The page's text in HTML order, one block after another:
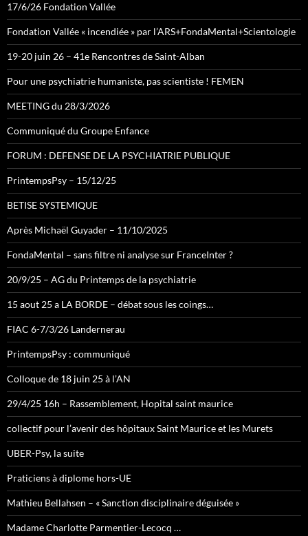
17/6/26 Fondation Vallée
Fondation Vallée « incendiée » par l’ARS+FondaMental+Scientologie
19-20 juin 26 – 41e Rencontres de Saint-Alban
Pour une psychiatrie humaniste, pas scientiste ! FEMEN
MEETING du 28/3/2026
Communiqué du Groupe Enfance
FORUM : DEFENSE DE LA PSYCHIATRIE PUBLIQUE
PrintempsPsy – 15/12/25
BETISE SYSTEMIQUE
Après Michaël Guyader – 11/10/2025
FondaMental – sans filtre ni analyse sur FranceInter ?
20/9/25 – AG du Printemps de la psychiatrie
15 aout 25 a LA BORDE – débat sous les coings…
FIAC 6-7/3/26 Landernerau
PrintempsPsy : communiqué
Colloque de 18 juin 25 à l’AN
29/4/25 16h – Rassemblement, Hopital saint maurice
collectif pour l’avenir des hôpitaux Saint Maurice et les Murets
UBER-Psy, la suite
Praticiens à diplome hors-UE
Mathieu Bellahsen – « Sanction disciplinaire déguisée »
Madame Charlotte Parmentier-Lecocq …